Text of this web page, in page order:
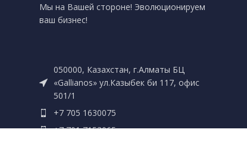
Мы на Вашей стороне! Эволюционируем
ваш бизнес!
050000, Казахстан, г.Алматы БЦ
«Gallianos» ул.Казыбек би 117, офис
501/1
+7 705 1630075
+7 701 7153065